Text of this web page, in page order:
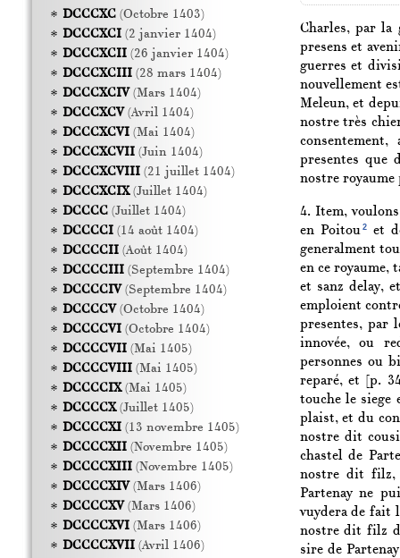
Charles, par la
presens et
guerres et
nouvellement
Meleun, et
nostre très
presentes que
nostre
4. Item,
en Poitou 2et
generalment
en ce royaume,
et sanz delay,
emploient
presentes, par
innovée, ou
personnes ou
reparé, et
[p.
touche le siege
plaist, et du
nostre dit
chastel de
nostre dit filz,
Partenay ne
vuydera de fait
nostre dit filz
sire de
DCCCXC(Octobre 1403)
DCCCXCI(2 janvier 1404)
DCCCXCII(26 janvier 1404)
DCCCXCIII(28 mars 1404)
DCCCXCIV(Mars 1404)
DCCCXCV(Avril 1404)
DCCCXCVI(Mai 1404)
DCCCXCVII(Juin 1404)
DCCCXCVIII(21 juillet 1404)
DCCCXCIX(Juillet 1404)
DCCCC(Juillet 1404)
DCCCCI(14 août 1404)
DCCCCII(Août 1404)
DCCCCIII(Septembre 1404)
DCCCCIV(Septembre 1404)
DCCCCV(Octobre 1404)
DCCCCVI(Octobre 1404)
DCCCCVII(Mai 1405)
DCCCCVIII(Mai 1405)
DCCCCIX(Mai 1405)
DCCCCX(Juillet 1405)
DCCCCXI(13 novembre 1405)
DCCCCXII(Novembre 1405)
DCCCCXIII(Novembre 1405)
DCCCCXIV(Mars 1406)
DCCCCXV(Mars 1406)
DCCCCXVI(Mars 1406)
DCCCCXVII(Avril 1406)